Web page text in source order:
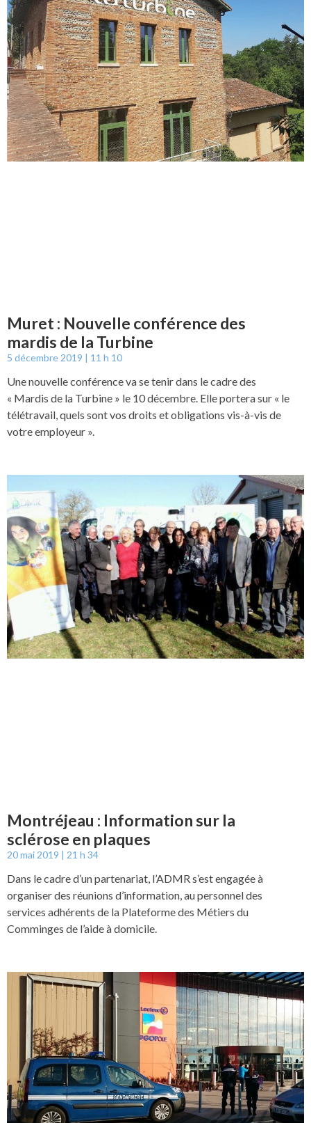
Muret : Nouvelle conférence des
mardis de la Turbine
5 décembre 2019 11 h 10
Une nouvelle conférence va se tenir dans le cadre des
« Mardis de la Turbine » le 10 décembre. Elle portera sur « le
télétravail, quels sont vos droits et obligations vis-à-vis de
votre employeur ».
Montréjeau : Information sur la
sclérose en plaques
20 mai 2019 21 h 34
Dans le cadre d’un partenariat, l’ADMR s’est engagée à
organiser des réunions d’information, au personnel des
services adhérents de la Plateforme des Métiers du
Comminges de l’aide à domicile.